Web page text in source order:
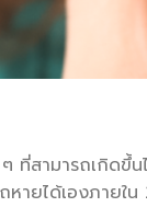
ที่สามารถเกิดขึ้
หายได้เองภาย